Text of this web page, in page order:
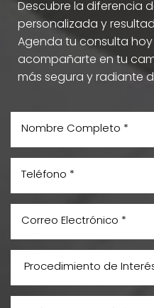
Descubre la diferencia
personalizada y
Agenda tu consulta
acompañarte en tu
más segura y radiante
Aa